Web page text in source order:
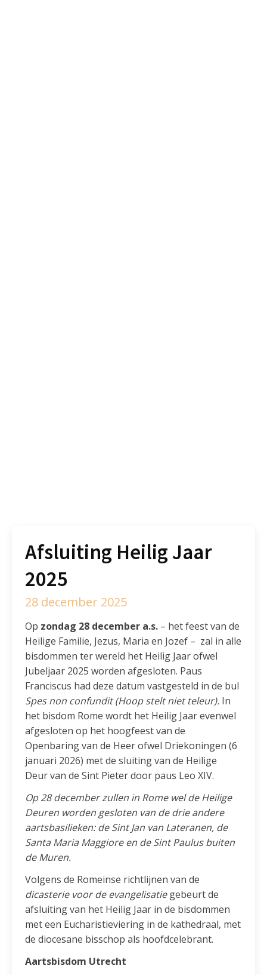
Afsluiting Heilig Jaar
2025
28 december 2025
Op zondag 28 december a.s. – het feest van de
Heilige Familie, Jezus, Maria en Jozef – zal in alle
bisdommen ter wereld het Heilig Jaar ofwel
Jubeljaar 2025 worden afgesloten. Paus
Franciscus had deze datum vastgesteld in de bul
Spes non confundit (Hoop stelt niet teleur). In
het bisdom Rome wordt het Heilig Jaar evenwel
afgesloten op het hoogfeest van de
Openbaring van de Heer ofwel Driekoningen (6
januari 2026) met de sluiting van de Heilige
Deur van de Sint Pieter door paus Leo XIV.
Op 28 december zullen in Rome wel de Heilige
Deuren worden gesloten van de drie andere
aartsbasilieken: de Sint Jan van Lateranen, de
Santa Maria Maggiore en de Sint Paulus buiten
de Muren.
Volgens de Romeinse richtlijnen van de
dicasterie voor de evangelisatiegebeurt de
afsluiting van het Heilig Jaar in de bisdommen
met een Eucharistieviering in de kathedraal, met
de diocesane bisschop als hoofdcelebrant.
Aartsbisdom Utrecht